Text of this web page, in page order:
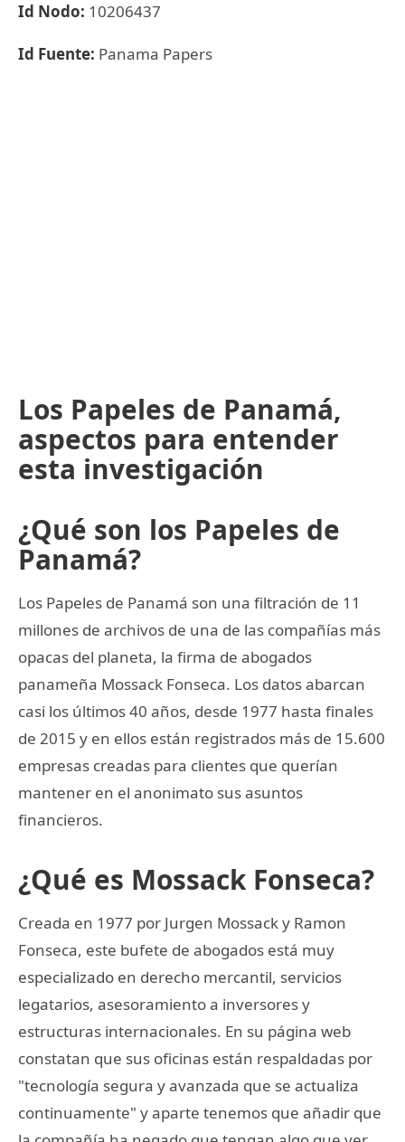
Id Nodo: 10206437
Id Fuente: Panama Papers
Los Papeles de Panamá,
aspectos para entender
esta investigación
¿Qué son los Papeles de
Panamá?
Los Papeles de Panamá son una filtración de 11
millones de archivos de una de las compañías más
opacas del planeta, la firma de abogados
panameña Mossack Fonseca. Los datos abarcan
casi los últimos 40 años, desde 1977 hasta finales
de 2015 y en ellos están registrados más de 15.600
empresas creadas para clientes que querían
mantener en el anonimato sus asuntos
financieros.
¿Qué es Mossack Fonseca?
Creada en 1977 por Jurgen Mossack y Ramon
Fonseca, este bufete de abogados está muy
especializado en derecho mercantil, servicios
legatarios, asesoramiento a inversores y
estructuras internacionales. En su página web
constatan que sus oficinas están respaldadas por
"tecnología segura y avanzada que se actualiza
continuamente" y aparte tenemos que añadir que